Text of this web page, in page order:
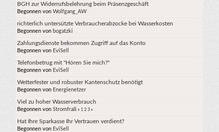
BGH zur Widerrufsbelehrung beim Präsenzgeschäft
Begonnen vonWolfgang_AW
richterlich untersützte Verbraucherabzocke bei Wasserkosten
Begonnen von bogatzki
Zahlungsdienste bekommen Zugriff auf das Konto
Begonnen von EviSell
Telefonbetrug mit "Hören Sie mich?"
Begonnen von EviSell
Wetterfester und robuster Kantenschutz benötigt
Begonnen von Energienetzer
Viel zu hoher Wasserverbrauch
Begonnen vonStromfraß « 1 2 3 »
Hat Ihre Sparkasse Ihr Vertrauen verdient?
Begonnen von EviSell